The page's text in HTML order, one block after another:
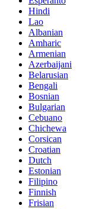
Hindi
Lao
Albanian
Amharic
Armenian
Azerbaijani
Belarusian
Bengali
Bosnian
Bulgarian
Cebuano
Chichewa
Corsican
Croatian
Dutch
Estonian
Filipino
Finnish
Frisian